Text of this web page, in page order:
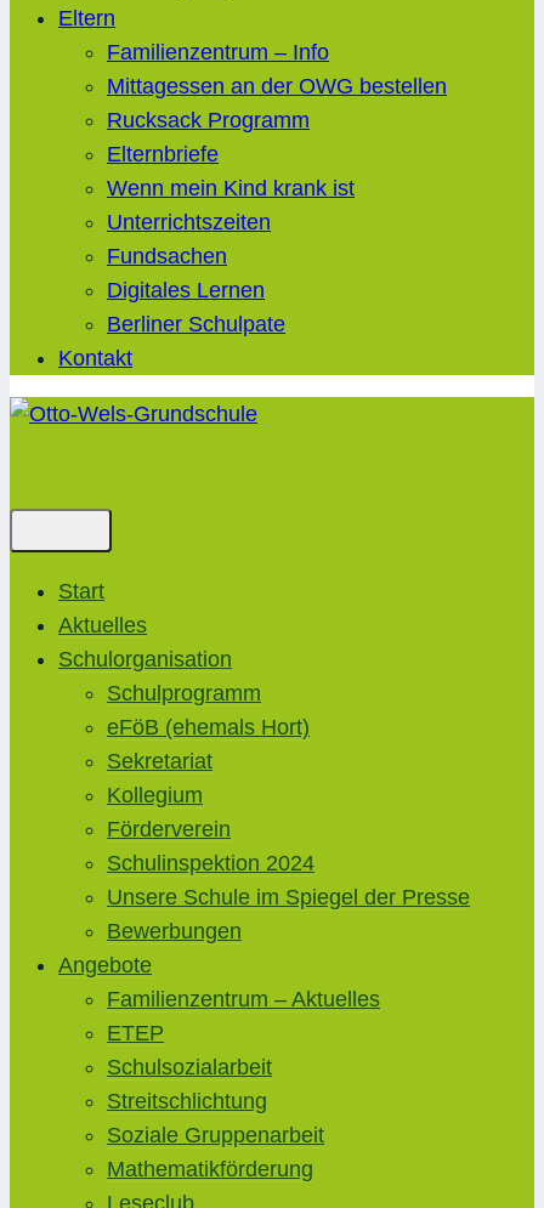
Eltern
Familienzentrum – Info
Mittagessen an der OWG bestellen
Rucksack Programm
Elternbriefe
Wenn mein Kind krank ist
Unterrichtszeiten
Fundsachen
Digitales Lernen
Berliner Schulpate
Kontakt
Start
Aktuelles
Schulorganisation
Schulprogramm
eFöB (ehemals Hort)
Sekretariat
Kollegium
Förderverein
Schulinspektion 2024
Unsere Schule im Spiegel der Presse
Bewerbungen
Angebote
Familienzentrum – Aktuelles
ETEP
Schulsozialarbeit
Streitschlichtung
Soziale Gruppenarbeit
Mathematikförderung
Leseclub